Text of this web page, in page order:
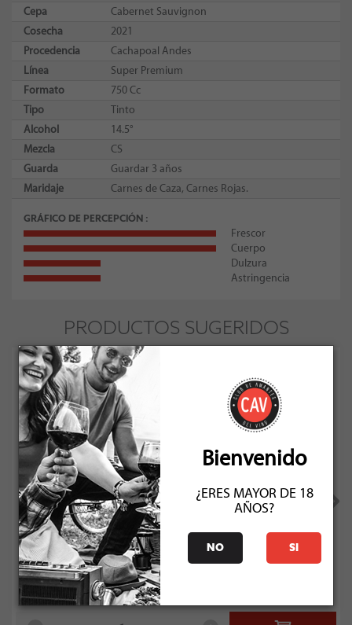
Cepa
Cabernet Sauvignon
Cosecha
2021
Procedencia
Cachapoal Andes
Línea
Super Premium
Formato
750 Cc
Tipo
Tinto
Alcohol
14.5°
Mezcla
CS
Guarda
Guardar 3 años
Maridaje
Carnes de Caza, Carnes Rojas.
GRÁFICO DE PERCEPCIÓN
Frescor
Cuerpo
Dulzura
Astringencia
PRODUCTOS SUGERIDOS
Valle Secreto Origen Cabernet Sauvignon 2022
Socio: $28.935
Normal: $32.150
Stock: 11
Bienvenido
¿ERES MAYOR DE 18
AÑOS?
NO SI